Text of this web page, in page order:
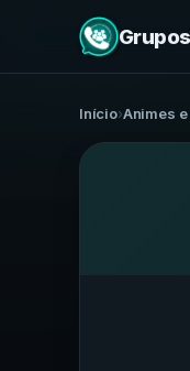
Início›Animes